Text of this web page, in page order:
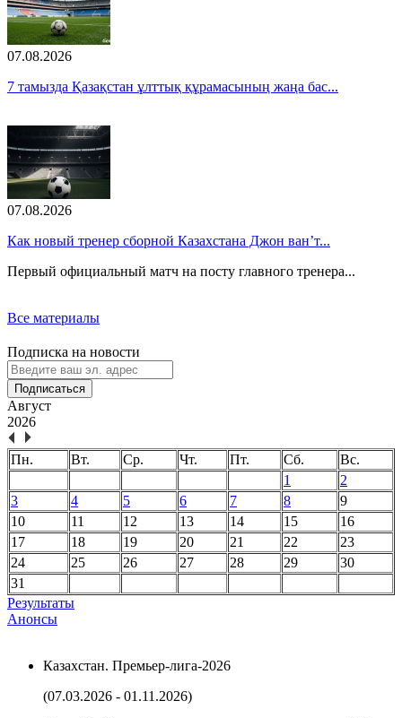
07.08.2026
7 тамызда Қазақстан ұлттық құрамасының жаңа бас...
07.08.2026
Как новый тренер сборной Казахстана Джон ван’т...
Первый официальный матч на посту главного тренера...
Все материалы
Подписка на новости
Подписаться
Август
2026
Пн. Вт. Ср. Чт. Пт. Сб.
Вс.
1
2
3
4 5 6 7 8
9
10
11 12 13 14 15
16
17
18 19 20 21 22
23
24
25 26 27 28 29
30
31
Результаты
Анонсы
Казахстан. Премьер-лига-2026
(07.03.2026 - 01.11.2026)